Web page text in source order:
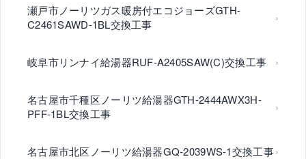
瀬戸市ノーリツガス暖房付エコジョーズGTH-
C2461SAWD-1BL交換工事
岐阜市リンナイ給湯器RUF-A2405SAW(C)交換工事
名古屋市千種区ノーリツ給湯器GTH-2444AWX3H-
PFF-1BL交換工事
名古屋市北区ノーリツ給湯器GQ-2039WS-1交換工事